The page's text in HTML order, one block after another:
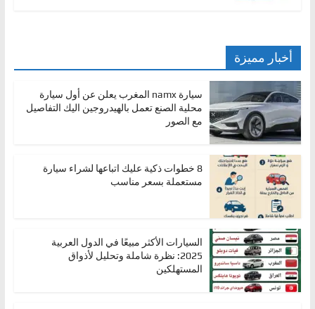
أخبار مميزة
سيارة namx المغرب يعلن عن أول سيارة
محلية الصنع تعمل بالهيدروجين اليك التفاصيل
مع الصور
8 خطوات ذكية عليك اتباعها لشراء سيارة
مستعملة بسعر مناسب
السيارات الأكثر مبيعًا في الدول العربية
2025: نظرة شاملة وتحليل لأذواق
المستهلكين